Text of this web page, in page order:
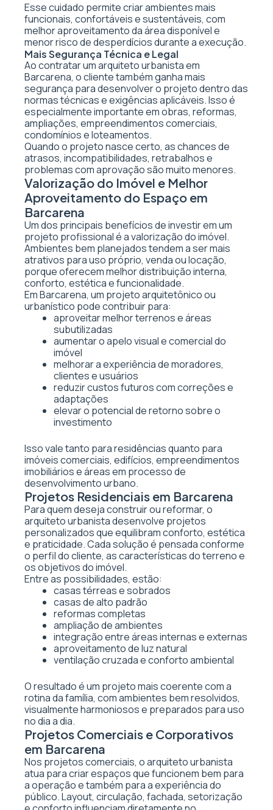
Esse cuidado permite criar ambientes mais
funcionais, confortáveis e sustentáveis, com
melhor aproveitamento da área disponível e
menor risco de desperdícios durante a execução.
Mais Segurança Técnica e Legal
Ao contratar um arquiteto urbanista em
Barcarena, o cliente também ganha mais
segurança para desenvolver o projeto dentro das
normas técnicas e exigências aplicáveis. Isso é
especialmente importante em obras, reformas,
ampliações, empreendimentos comerciais,
condomínios e loteamentos.
Quando o projeto nasce certo, as chances de
atrasos, incompatibilidades, retrabalhos e
problemas com aprovação são muito menores.
Valorização do Imóvel e Melhor
Aproveitamento do Espaço em
Barcarena
Um dos principais benefícios de investir em um
projeto profissional é a valorização do imóvel.
Ambientes bem planejados tendem a ser mais
atrativos para uso próprio, venda ou locação,
porque oferecem melhor distribuição interna,
conforto, estética e funcionalidade.
Em Barcarena, um projeto arquitetônico ou
urbanístico pode contribuir para:
aproveitar melhor terrenos e áreas
subutilizadas
aumentar o apelo visual e comercial do
imóvel
melhorar a experiência de moradores,
clientes e usuários
reduzir custos futuros com correções e
adaptações
elevar o potencial de retorno sobre o
investimento
Isso vale tanto para residências quanto para
imóveis comerciais, edifícios, empreendimentos
imobiliários e áreas em processo de
desenvolvimento urbano.
Projetos Residenciais em Barcarena
Para quem deseja construir ou reformar, o
arquiteto urbanista desenvolve projetos
personalizados que equilibram conforto, estética
e praticidade. Cada solução é pensada conforme
o perfil do cliente, as características do terreno e
os objetivos do imóvel.
Entre as possibilidades, estão:
casas térreas e sobrados
casas de alto padrão
reformas completas
ampliação de ambientes
integração entre áreas internas e externas
aproveitamento de luz natural
ventilação cruzada e conforto ambiental
O resultado é um projeto mais coerente com a
rotina da família, com ambientes bem resolvidos,
visualmente harmoniosos e preparados para uso
no dia a dia.
Projetos Comerciais e Corporativos
em Barcarena
Nos projetos comerciais, o arquiteto urbanista
atua para criar espaços que funcionem bem para
a operação e também para a experiência do
público. Layout, circulação, fachada, setorização